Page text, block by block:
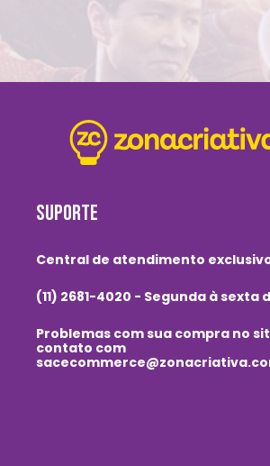
SUPORTE
Central de atendimento
(11) 2681-4020 - Segunda à sexta
Problemas com sua compra no
contato com